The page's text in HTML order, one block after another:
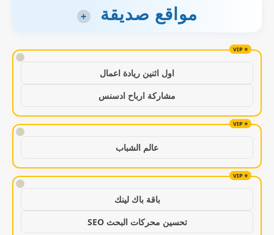
مواقع صديقة +
!
اول اثنين ريادة اعمال
مشاركة ارباح ادسنس
!
عالم الشباب
!
باقة باك لينك
تحسين محركات البحث SEO